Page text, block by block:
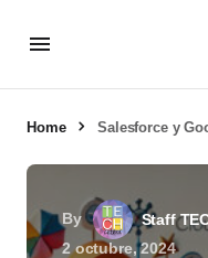
Home Salesforce y
By
Staff
2 octubre, 2024